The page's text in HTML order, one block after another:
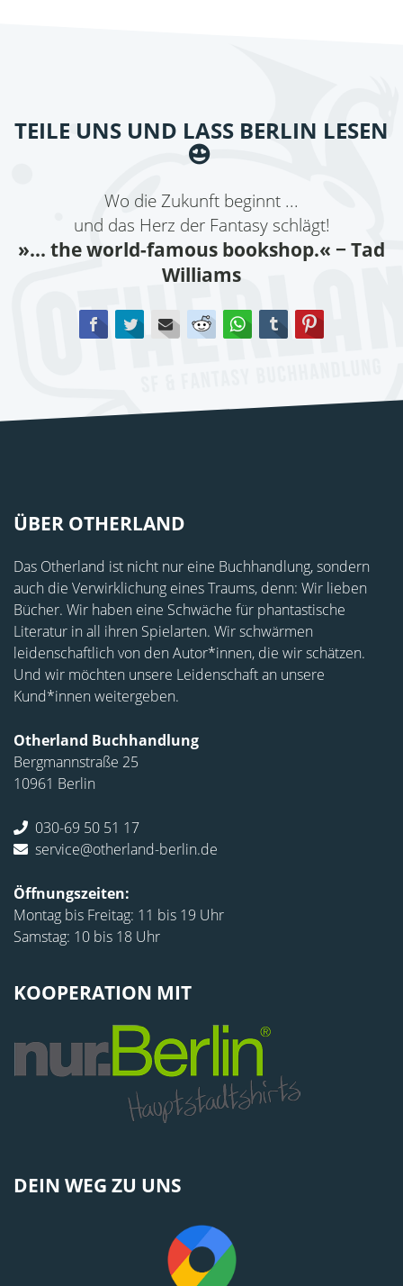
TEILE UNS UND LASS BERLIN LESEN
Wo die Zukunft beginnt ...
und das Herz der Fantasy schlägt!
»... the world-famous bookshop.« − Tad
Williams
FacebookTwitterE-mail Reddit WhatsApp
tumblr
ÜBER OTHERLAND
Das Otherland ist nicht nur eine Buchhandlung, sondern
auch die Verwirklichung eines Traums, denn: Wir lieben
Bücher. Wir haben eine Schwäche für phantastische
Literatur in all ihren Spielarten. Wir schwärmen
leidenschaftlich von den Autor*innen, die wir schätzen.
Und wir möchten unsere Leidenschaft an unsere
Kund*innen weitergeben.
Otherland Buchhandlung
Bergmannstraße 25
10961 Berlin
030-69 50 51 17
service@otherland-berlin.de
Öffnungszeiten:
Montag bis Freitag: 11 bis 19 Uhr
Samstag: 10 bis 18 Uhr
KOOPERATION MIT
DEIN WEG ZU UNS